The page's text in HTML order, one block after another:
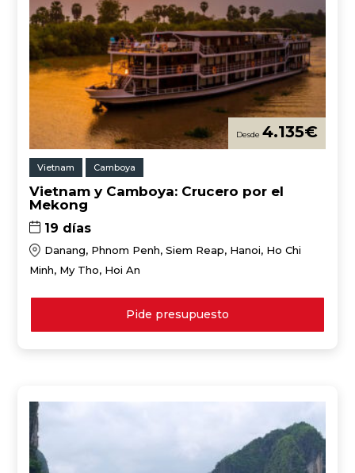
4.135€
Vietnam Camboya
Vietnam y Camboya: Crucero por el
Mekong
19 días
Danang, Phnom Penh, Siem Reap, Hanoi, Ho Chi
Minh, My Tho, Hoi An
Pide presupuesto